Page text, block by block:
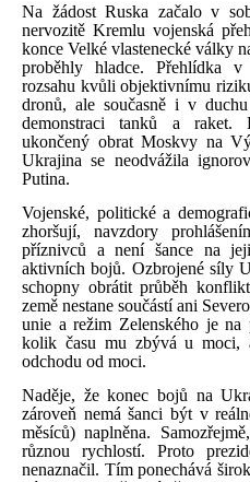
Na žádost Ruska začalo v
nervozitě Kremlu vojenská
konce Velké vlastenecké války
proběhly hladce. Přehlídka
rozsahu kvůli objektivnímu
dronů, ale současně i v
demonstraci tanků a raket.
ukončený obrat Moskvy na
Ukrajina se neodvážila
Putina.
Vojenské, politické a
zhoršují, navzdory
příznivců a není šance na
aktivních bojů. Ozbrojené síly
schopny obrátit průběh
země nestane součástí ani
unie a režim Zelenského je
kolik času mu zbývá u
odchodu od moci.
Naděje, že konec bojů na
zároveň nemá šanci být v
měsíců) naplněna.
různou rychlostí. Proto
nenaznačil. Tím ponechává